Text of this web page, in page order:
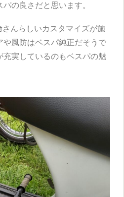
の良さだと思います。
んらしいカスタマイズが施
や風防はベスパ純正だそうで
実しているのもベスパの魅